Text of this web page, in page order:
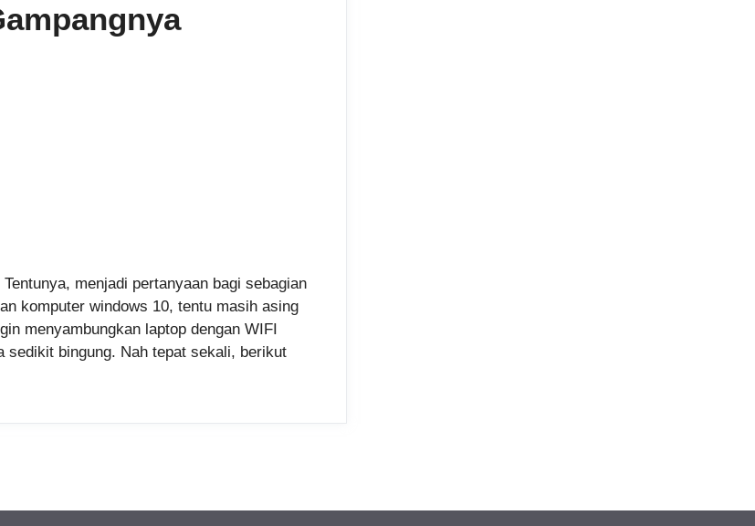
menjadi pertanyaan bagi sebagian
komputer windows 10, tentu masih asing
menyambungkan laptop dengan WIFI
sedikit bingung. Nah tepat sekali, berikut